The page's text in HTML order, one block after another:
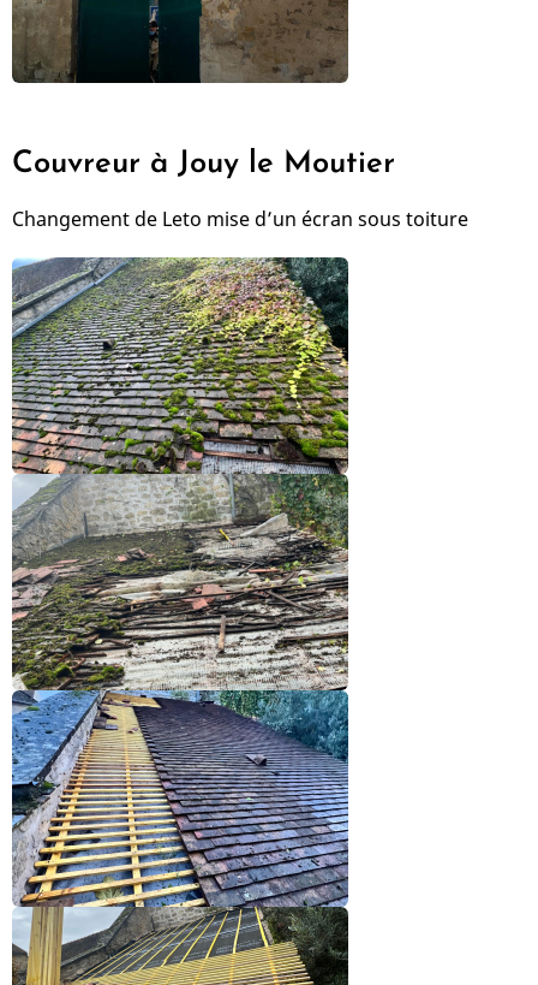
Couvreur à Jouy le Moutier
Changement de Leto mise d’un écran sous toiture